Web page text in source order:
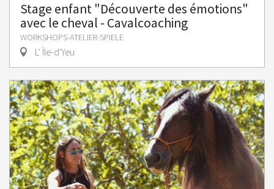
Stage enfant "Découverte des émotions"
avec le cheval - Cavalcoaching
WORKSHOPS-ATELIER-SPIELE
L' Île-d'Yeu